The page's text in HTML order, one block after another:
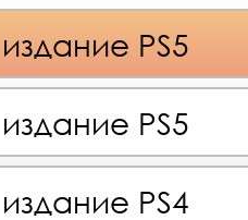
PS5
PS5
PS4